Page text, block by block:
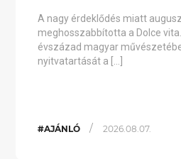
A nagy érdeklődés miatt
meghosszabbította a Dolce
évszázad magyar
nyitvatartását a […]
#AJÁNLÓ / 2026.08.07.